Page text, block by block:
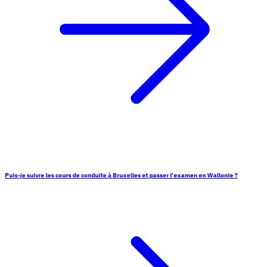
Puis-je suivre les cours de conduite à Bruxelles et passer l'examen en Wallonie ?